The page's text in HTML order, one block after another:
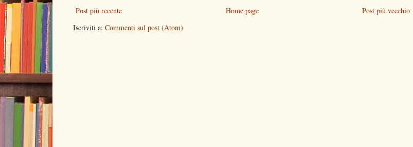
Post più recente Post più vecchio
Home page
Iscriviti a: Commenti sul post (Atom)